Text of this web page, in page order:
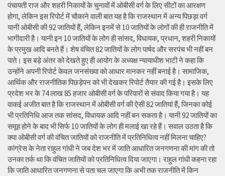
पंचायती राज और शहरी निकायों के चुनावों में ओबीसी वर्ग के लिए सीटों का आरक्षण
होगा, लेकिन इस रिपोर्ट में चौकाने वाली बात यह है कि राजस्थान में अन्य पिछड़ा वर्ग
यानी ओबीसी की 92 जातियों हैं, लेकिन इनमें से 10 जातियों के लोगों की ही राजनीति में
भागीदारी है। यानी इन 10 जातियों के लोग ही सांसद, विधायक, प्रधान, शहरी निकायों
के प्रमुख आदि बनते हैं। शेष वंचित 82 जातियों के लोग पार्षद और सरपंच भी नहीं बन
पाते। इस बड़े अंतर को देखते हुए ही आयोग के अध्यक्ष न्यायाधीश भाटी ने कहा कि
उन्होंने अपनी रिपोर्ट केवल जनसंख्या को आधार मानकर नहीं बनाई है। सामाजिक,
आर्थिक और राजनीतिक पिछड़ेपन को भी देखकर रिपोर्ट तैयार की गई है। इसके लिए
प्रदेश भर के 74 लाख 85 हजार ओबीसी वर्ग के परिवारों से संवाद किया गया है। यह
वाकई अजीत बात है कि राजस्थान में ओबीसी वर्ग की ऐसी 82 जातियां हैं, जिनका कोई
भी प्रतिनिधि आज तक सांसद, विधायक आदि नहीं बन सकता है। यानी 92 जातियों का
समूह होने के बाद भी सिर्फ 10 जातियों के लोग ही मलाई खा रहे हैं। सवाल उठता है कि
क्या ओबीसी वर्ग की वंचित जातियों को राजनीति में प्रतिनिधित्व नहीं मिलना चाहिए?
कांग्रेस के नेता राहुल गांधी ने जब देश भर में जाति आधारित जनगणना की मांग की तो
उनका तर्क था कि वंचित जातियों को प्रतिनिधित्व दिया जाएगा। राहुल गांधी कहना रहा
कि जाति आधारित जनगणना से पता चल जाएगा कि अभी तक राजनीति में किन